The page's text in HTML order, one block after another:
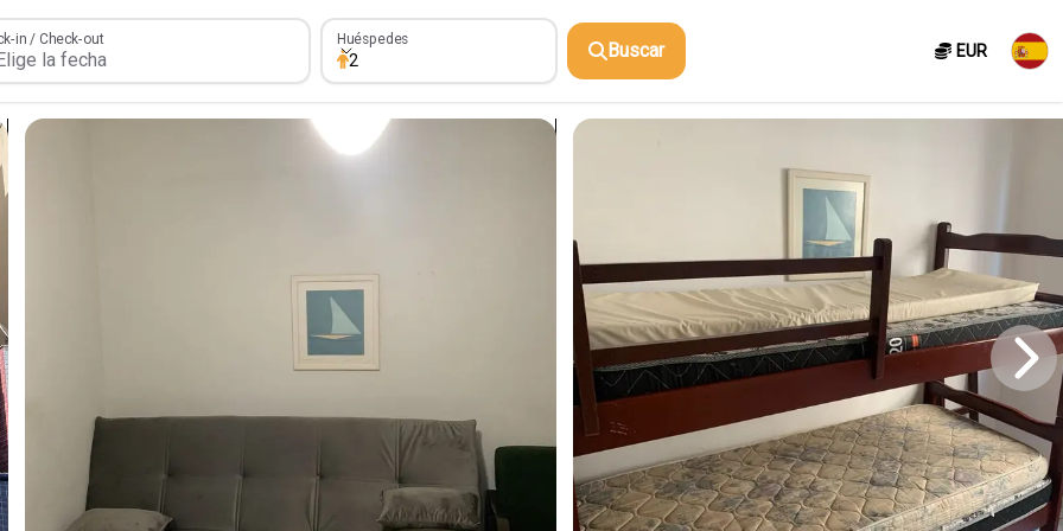
in / Check-out Huéspedes
Huéspedes
2 Buscar EUR